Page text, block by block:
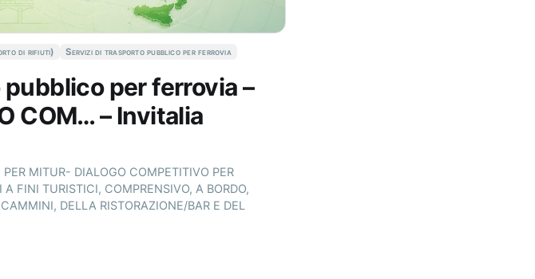
di rifiuti) Servizi di trasporto pubblico per ferrovia
per ferrovia –
COM… – Invitalia
MITUR- DIALOGO COMPETITIVO PER
A FINI TURISTICI, COMPRENSIVO, A BORDO,
DELLA RISTORAZIONE/BAR E DEL